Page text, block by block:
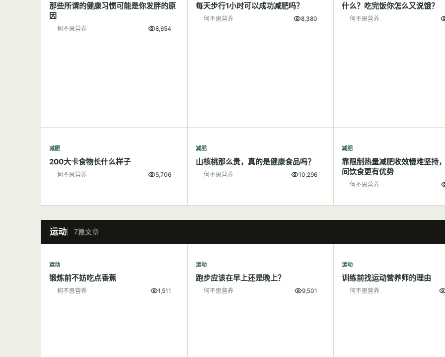
那些所谓的健康习惯可能是你发胖的原
因
何不思营养 8,654
每天步行1小时可以成功减肥吗？
何不思营养 8,380
什么？吃完饭你怎么又说饿？
何不思营养
减肥
200大卡食物长什么样子
何不思营养 5,706
减肥
山核桃那么贵，真的是健康食品吗？
何不思营养 10,296
减肥
靠限制热量减肥收效慢难坚持
间饮食更有优势
何不思营养
运动 7篇文章
运动
锻炼前不妨吃点香蕉
何不思营养 1,511
运动
跑步应该在早上还是晚上？
何不思营养 9,501
运动
训练前找运动营养师的理由
何不思营养